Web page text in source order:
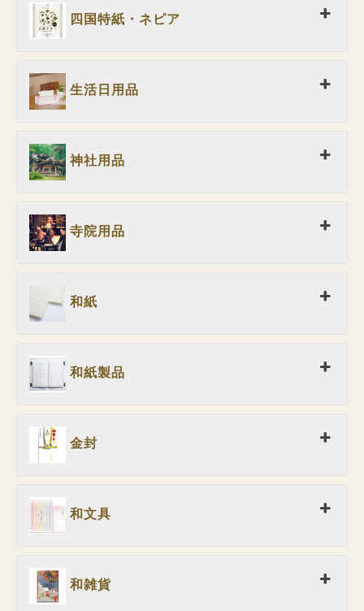
四国特紙・ネピア
生活日用品
神社用品
寺院用品
和紙
和紙製品
金封
和文具
和雑貨